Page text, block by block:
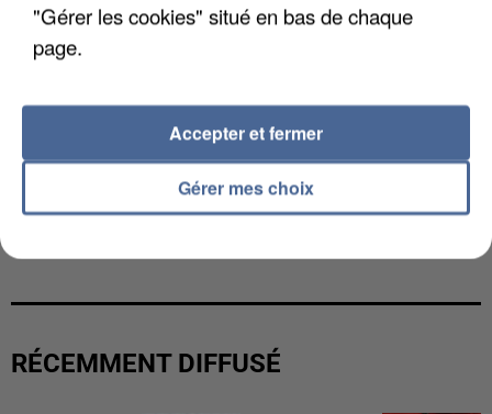
L’UN DES FONDATEURS SUPPOSÉS DE LA DZ
RÉCEMMENT DIFFUSÉ
"Gérer les cookies" situé en bas de chaque
page.
Gérer mes choix
Accepter et fermer